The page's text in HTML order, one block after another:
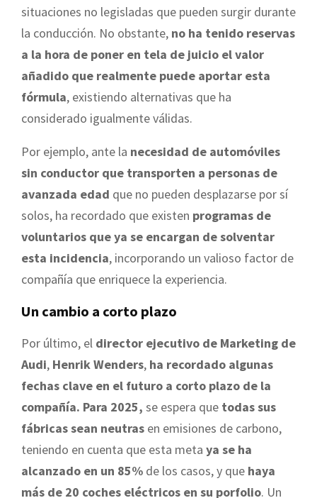
situaciones no legisladas que pueden surgir durante
la conducción. No obstante, no ha tenido reservas
a la hora de poner en tela de juicio el valor
añadido que realmente puede aportar esta
fórmula, existiendo alternativas que ha
considerado igualmente válidas.
Por ejemplo, ante la necesidad de automóviles
sin conductor que transporten a personas de
avanzada edad que no pueden desplazarse por sí
solos, ha recordado que existen programas de
voluntarios que ya se encargan de solventar
esta incidencia, incorporando un valioso factor de
compañía que enriquece la experiencia.
Un cambio a corto plazo
Por último, el director ejecutivo de Marketing de
Audi, Henrik Wenders, ha recordado algunas
fechas clave en el futuro a corto plazo de la
compañía. Para 2025, se espera que todas sus
fábricas sean neutras en emisiones de carbono,
teniendo en cuenta que esta meta ya se ha
alcanzado en un 85% de los casos, y que haya
más de 20 coches eléctricos en su porfolio. Un